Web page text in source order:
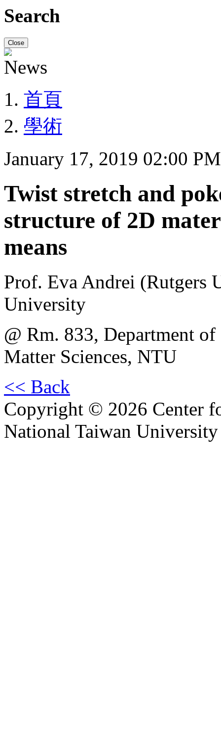
Search
Close
首頁
學術
January 17, 2019 02:00 PM
Twist stretch and
structure of 2D
means
Prof. Eva Andrei (Rutgers
University
@ Rm. 833, Department
Matter Sciences, NTU
<< Back
Copyright © 2026 Center
National Taiwan University